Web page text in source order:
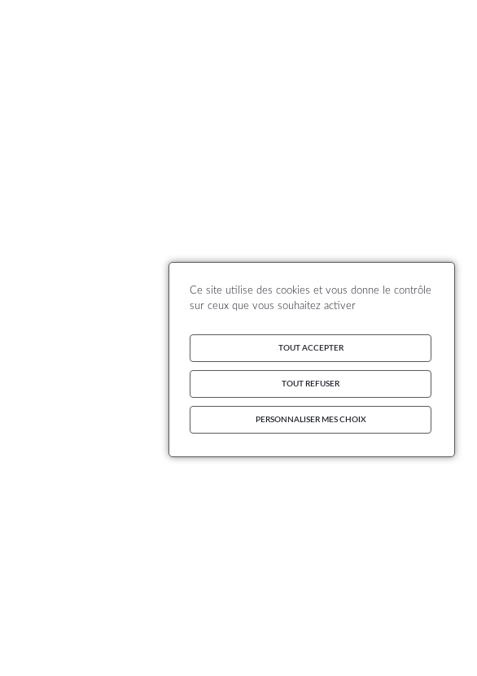
Ce site utilise des cookies et vous donne le contrôle
sur ceux que vous souhaitez activer
TOUT ACCEPTER
TOUT REFUSER
PERSONNALISER MES CHOIX